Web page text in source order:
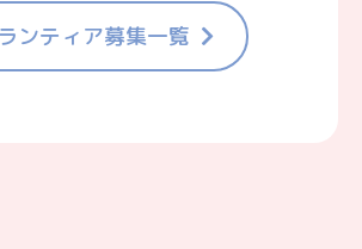
ンティア募集一覧